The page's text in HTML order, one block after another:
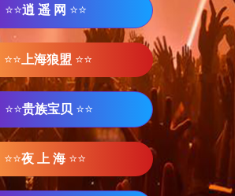
⭐⭐逍 遥 网 ⭐⭐
⭐⭐ 上海狼盟 ⭐⭐
⭐⭐贵族宝贝 ⭐⭐
⭐⭐夜 上 海 ⭐⭐